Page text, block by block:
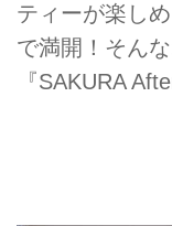
ティーが楽し
で満開！そん
『SAKURA